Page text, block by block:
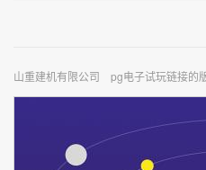
山重建机有限公司 pg电子试玩链接的